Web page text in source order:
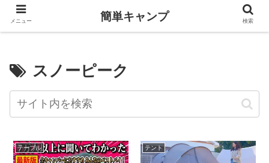
スノーピーク
テーブル テント
メニュー 簡単キャンプ 検索